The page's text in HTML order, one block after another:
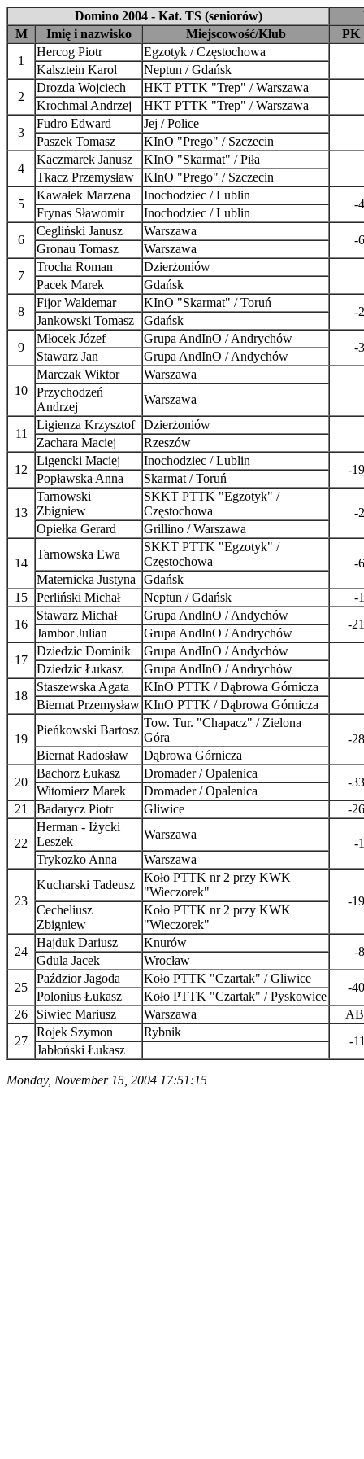
Domino 2004 - Kat. TS (seniorów)
M
Imię i nazwisko Miejscowość/Klub
PK
1
Hercog Piotr
Egzotyk / Częstochowa
Kalsztein Karol
Neptun / Gdańsk
2
Drozda Wojciech
HKT PTTK "Trep" / Warszawa
Krochmal Andrzej
HKT PTTK "Trep" / Warszawa
3
Fudro Edward
Jej / Police
Paszek Tomasz
KInO "Prego" / Szczecin
4
Kaczmarek Janusz
KInO "Skarmat" / Piła
Tkacz Przemysław
KInO "Prego" / Szczecin
5
Kawałek Marzena Inochodziec / Lublin
-
Frynas Sławomir
Inochodziec / Lublin
6
Cegliński Janusz Warszawa
-
Gronau Tomasz
Warszawa
7
Trocha Roman
Dzierżoniów
Pacek Marek
Gdańsk
8
Fijor Waldemar KInO "Skarmat" / Toruń
-
Jankowski Tomasz
Gdańsk
9
Młocek Józef Grupa AndInO / Andrychów
-
Stawarz Jan Grupa AndInO / Andychów
10
Marczak Wiktor
Warszawa
Przychodzeń
Andrzej
Warszawa
11
Ligienza Krzysztof
Dzierżoniów
Zachara Maciej
Rzeszów
12
Ligencki Maciej Inochodziec / Lublin
-
Popławska Anna Skarmat / Toruń
13
Tarnowski
Zbigniew
SKKT PTTK "Egzotyk" /
Częstochowa
-
Opiełka Gerard
Grillino / Warszawa
14
Tarnowska Ewa
SKKT PTTK "Egzotyk" /
Częstochowa
-
Maternicka Justyna
Gdańsk
15
Perliński Michał Neptun / Gdańsk
-
16
Stawarz Michał Grupa AndInO / Andychów
-
Jambor Julian
Grupa AndInO / Andrychów
17
Dziedzic Dominik
Grupa AndInO / Andychów
Dziedzic Łukasz
Grupa AndInO / Andrychów
18
Staszewska Agata
KInO PTTK / Dąbrowa Górnicza
Biernat Przemysław KInO PTTK / Dąbrowa Górnicza
19
Pieńkowski Bartosz
Tow. Tur. "Chapacz" / Zielona
Góra
-
Biernat Radosław
Dąbrowa Górnicza
20
Bachorz Łukasz Dromader / Opalenica
-
Witomierz Marek
Dromader / Opalenica
21
Badarycz Piotr Gliwice -
22
Herman - Iżycki
Leszek
Warszawa
-
Trykozko Anna
Warszawa
23
Kucharski Tadeusz
Koło PTTK nr 2 przy KWK
"Wieczorek"
-
Cecheliusz
Zbigniew
Koło PTTK nr 2 przy KWK
"Wieczorek"
24
Hajduk Dariusz Knurów
-
Gdula Jacek
Wrocław
25
Paździor Jagoda Koło PTTK "Czartak" / Gliwice
-
Polonius Łukasz
Koło PTTK "Czartak" / Pyskowice
26
Siwiec Mariusz Warszawa
27
Rojek Szymon Rybnik
-
Jabłoński Łukasz
Monday, November 15, 2004 17:51:15